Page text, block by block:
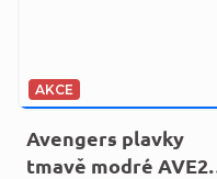
AKCE
Avengers plavky
tmavě modré